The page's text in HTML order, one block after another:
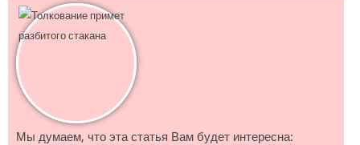
Мы думаем, что эта статья Вам будет интересна: